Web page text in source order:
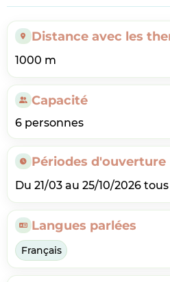
Distance avec les
1000 m
Capacité
6 personnes
Périodes d'ouverture
Du 21/03 au 25/10/2026
Langues parlées
Français